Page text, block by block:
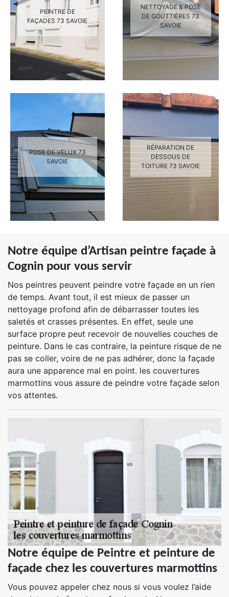
PEINTRE DE
FAÇADES 73 SAVOIE
NETTOYAGE & POSE
DE GOUTTIÈRES 73
SAVOIE
POSE DE VELUX 73
SAVOIE
RÉPARATION DE
DESSOUS DE
TOITURE 73 SAVOIE
Notre équipe d’Artisan peintre façade à
Cognin pour vous servir
Nos peintres peuvent peindre votre façade en un rien
de temps. Avant tout, il est mieux de passer un
nettoyage profond afin de débarrasser toutes les
saletés et crasses présentes. En effet, seule une
surface propre peut recevoir de nouvelles couches de
peinture. Dans le cas contraire, la peinture risque de ne
pas se coller, voire de ne pas adhérer, donc la façade
aura une apparence mal en point. les couvertures
marmottins vous assure de peindre votre façade selon
vos attentes.
Notre équipe de Peintre et peinture de
façade chez les couvertures marmottins
Vous pouvez appeler chez nous si vous voulez l’aide